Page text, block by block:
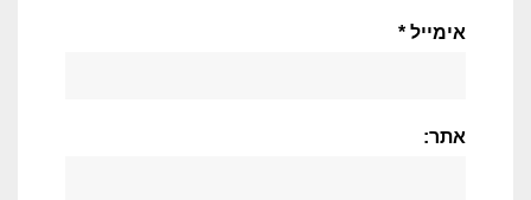
אימייל *
אתר: